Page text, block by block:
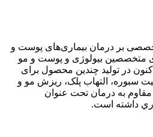
بر درمان بیماری‌های پوست و
متخصصین بیولوژی و پوست و مو
در توليد چندین محصول برای
سبوره، التهاب پلک، ریزش مو و
به درمان تحت عنوان
داشته است.